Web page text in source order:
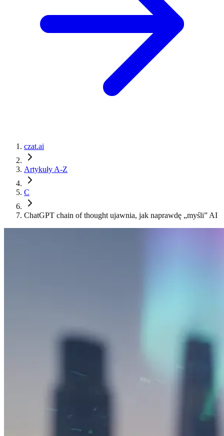
czat.ai
Artykuły A-Z
C
ChatGPT chain of thought ujawnia, jak naprawdę „myśli” AI